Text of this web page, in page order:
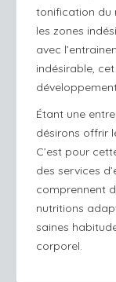
tonification du
les zones
avec
indésirable,
Étant une
désirons offrir
C’est pour
des services
comprennent
nutritions
saines
corporel.